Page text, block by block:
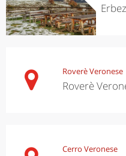
Roverè Veronese
Roverè
Cerro Veronese